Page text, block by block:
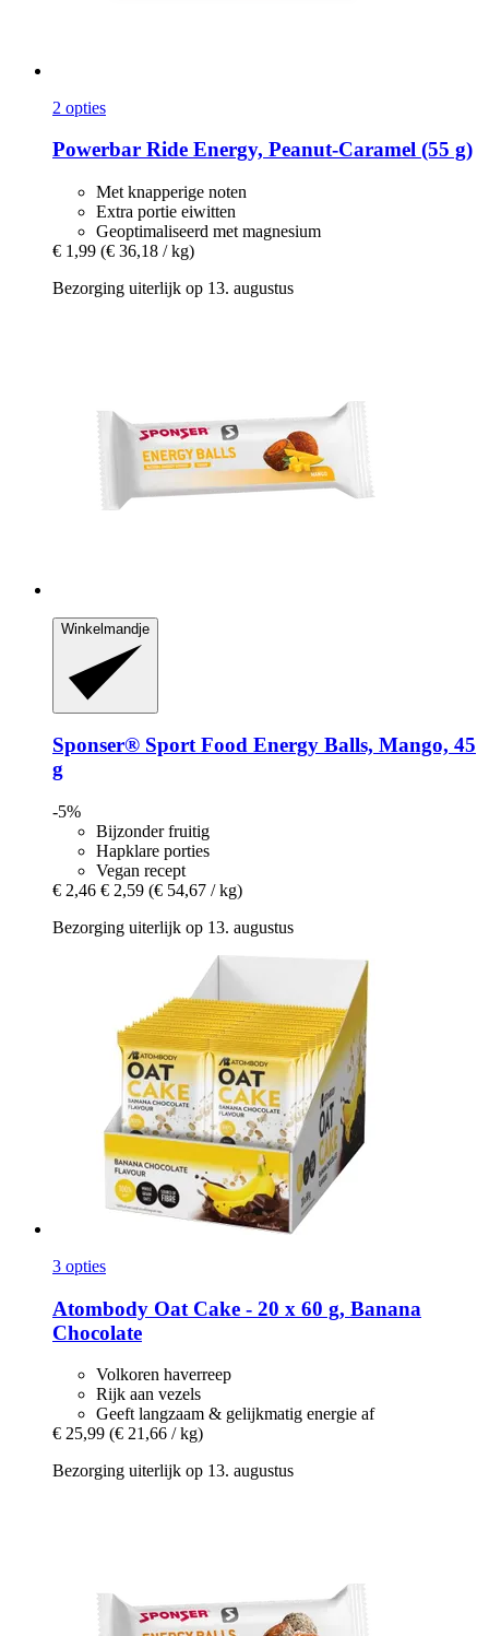
2 opties
Powerbar Ride Energy, Peanut-​Caramel (55 g)
Met knapperige noten
Extra portie eiwitten
Geoptimaliseerd met magnesium
€ 1,99 (€ 36,18 / kg)
Bezorging uiterlijk op 13. augustus
Winkelmandje
Sponser® Sport Food Energy Balls, Mango, 45
g
-5%
Bijzonder fruitig
Hapklare porties
Vegan recept
€ 2,46 € 2,59 (€ 54,67 / kg)
Bezorging uiterlijk op 13. augustus
3 opties
Atombody Oat Cake -​ 20 x 60 g, Banana
Chocolate
Volkoren haverreep
Rijk aan vezels
Geeft langzaam & gelijkmatig energie af
€ 25,99 (€ 21,66 / kg)
Bezorging uiterlijk op 13. augustus